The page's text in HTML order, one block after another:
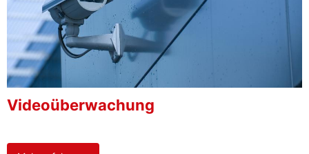
Videoüberwachung